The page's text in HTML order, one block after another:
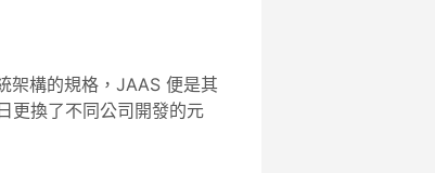
架構的規格，JAAS 便是其
更換了不同公司開發的元